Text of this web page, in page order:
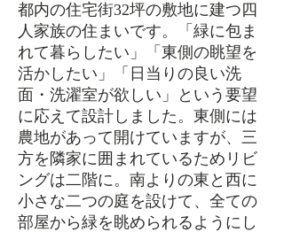
都内の住宅街32坪の敷地に建つ四
人家族の住まいです。「緑に包ま
れて暮らしたい」「東側の眺望を
活かしたい」「日当りの良い洗
面・洗濯室が欲しい」という要望
に応えて設計しました。東側には
農地があって開けていますが、三
方を隣家に囲まれているためリビ
ングは二階に。南よりの東と西に
小さな二つの庭を設けて、全ての
部屋から緑を眺められるようにし